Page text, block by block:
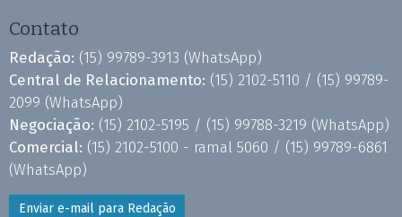
Contato
Redação: (15) 99789-3913 (WhatsApp)
Central de Relacionamento: (15) 2102-5110 / (15) 99789-
2099 (WhatsApp)
Negociação: (15) 2102-5195 / (15) 99788-3219 (WhatsApp)
Comercial: (15) 2102-5100 - ramal 5060 / (15) 99789-6861
(WhatsApp)
Enviar e-mail para Redação